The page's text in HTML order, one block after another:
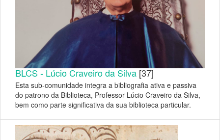
BLCS - Lúcio Craveiro da Silva[37]
Esta sub-comunidade integra a bibliografia ativa e passiva
do patrono da Biblioteca, Professor Lúcio Craveiro da Silva,
bem como parte significativa da sua biblioteca particular.